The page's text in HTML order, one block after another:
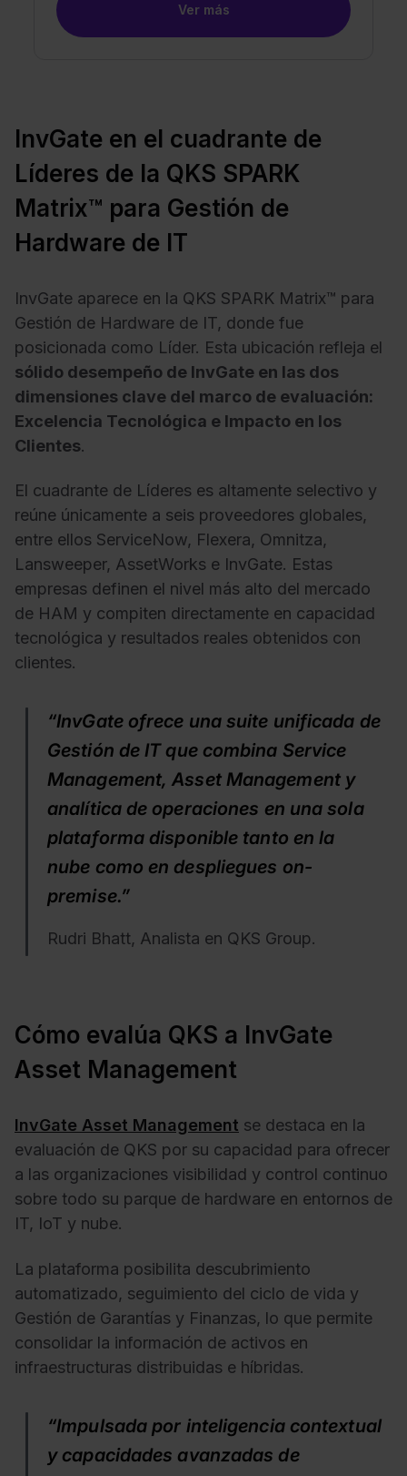
Ver más
InvGate en el cuadrante de
Líderes de la QKS SPARK
Matrix™ para Gestión de
Hardware de IT
InvGate aparece en la QKS SPARK Matrix™ para
Gestión de Hardware de IT, donde fue
posicionada como Líder. Esta ubicación refleja el
sólido desempeño de InvGate en las dos
dimensiones clave del marco de evaluación:
Excelencia Tecnológica e Impacto en los
Clientes.
El cuadrante de Líderes es altamente selectivo y
reúne únicamente a seis proveedores globales,
entre ellos ServiceNow, Flexera, Omnitza,
Lansweeper, AssetWorks e InvGate. Estas
empresas definen el nivel más alto del mercado
de HAM y compiten directamente en capacidad
tecnológica y resultados reales obtenidos con
clientes.
“InvGate ofrece una suite unificada de
Gestión de IT que combina Service
Management, Asset Management y
analítica de operaciones en una sola
plataforma disponible tanto en la
nube como en despliegues on-
premise.”
Rudri Bhatt, Analista en QKS Group.
Cómo evalúa QKS a InvGate
Asset Management
InvGate Asset Management se destaca en la
evaluación de QKS por su capacidad para ofrecer
a las organizaciones visibilidad y control continuo
sobre todo su parque de hardware en entornos de
IT, IoT y nube.
La plataforma posibilita descubrimiento
automatizado, seguimiento del ciclo de vida y
Gestión de Garantías y Finanzas, lo que permite
consolidar la información de activos en
infraestructuras distribuidas e híbridas.
“Impulsada por inteligencia contextual
y capacidades avanzadas de